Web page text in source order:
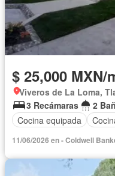
$ 25,000 MXN/
Viveros de La Loma,
3 Recámaras
2
Cocina equipada
11/06/2026 en - Coldwell